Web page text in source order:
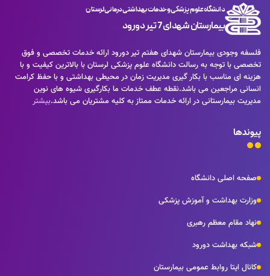
دانشگاه علوم پزشکی و خدمات بهداشتی درمانی لرستان
بیمارستان شهدای 7 تیر دورود
فلسفه وجودی بیمارستان شهدای هفتم تیر دورود ارائه خدمات تخصصی و فوق
تخصصی با توجه به رسالت دانشگاه علوم پزشکی لرستان با بالاترین کیفیت و با
هزینه ای مناسب با بکار گیری مدیریت زمان در محیطی بهداشتی و با حفظ کرامت
انسانی مراجعین می باشد.نقطه عطف خدمات ما بکارگیری شیوه های نوین
مدیریت بیمارستانی در ارائه خدمات ممتاز به کلیه مشتریان می باشد.بیشتر
پیوندها
صفحه اصلی دانشگاه
وزارت بهداشت و آموزش پزشکی
نهاد مقام معظم رهبری
شبکه بهداشت دورود
کانال ایتا روابط عمومی بیمارستان